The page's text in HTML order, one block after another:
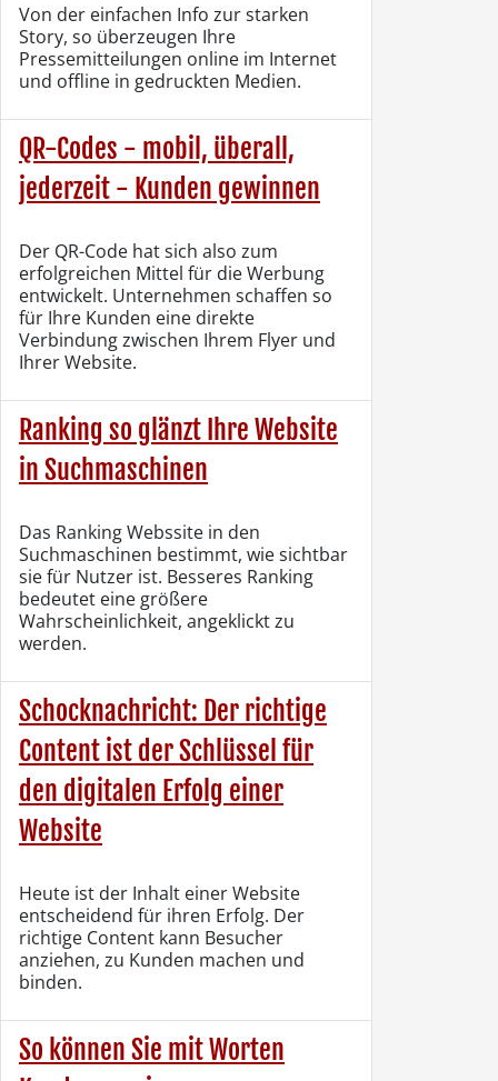
Von der einfachen Info zur starken
Story, so überzeugen Ihre
Pressemitteilungen online im Internet
und offline in gedruckten Medien.
QR-Codes - mobil, überall,
jederzeit - Kunden gewinnen
Der QR-Code hat sich also zum
erfolgreichen Mittel für die Werbung
entwickelt. Unternehmen schaffen so
für Ihre Kunden eine direkte
Verbindung zwischen Ihrem Flyer und
Ihrer Website.
Ranking so glänzt Ihre Website
in Suchmaschinen
Das Ranking Webssite in den
Suchmaschinen bestimmt, wie sichtbar
sie für Nutzer ist. Besseres Ranking
bedeutet eine größere
Wahrscheinlichkeit, angeklickt zu
werden.
Schocknachricht: Der richtige
Content ist der Schlüssel für
den digitalen Erfolg einer
Website
Heute ist der Inhalt einer Website
entscheidend für ihren Erfolg. Der
richtige Content kann Besucher
anziehen, zu Kunden machen und
binden.
So können Sie mit Worten